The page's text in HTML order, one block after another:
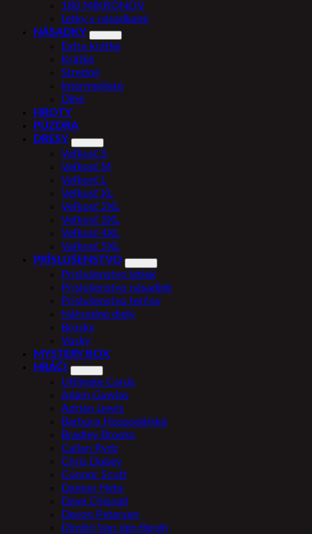
180 MIKRÓNOV
Letky s násadkami
NÁSADKY
Extra krátke
Krátke
Stredné
Intermediate
Dlhé
HROTY
PÚZDRA
DRESY
Veľkosť S
Veľkosť M
Veľkosť L
Veľkosť XL
Veľkosť 2XL
Veľkosť 3XL
Veľkosť 4XL
Veľkosť 5XL
PRÍSLUŠENSTVO
Príslušenstvo letiek
Príslušenstvo násadiek
Príslušenstvo terčov
Náhradné diely
Brúsky
Vosky
MYSTERY BOX
HRÁČI
Ultimate Cards
Adam Gawlas
Adrian Lewis
Barbora Hospodářská
Bradley Brooks
Callan Rydz
Chris Dobey
Connor Scutt
Damon Heta
Dave Chisnall
Devon Petersen
Dimitri Van den Bergh